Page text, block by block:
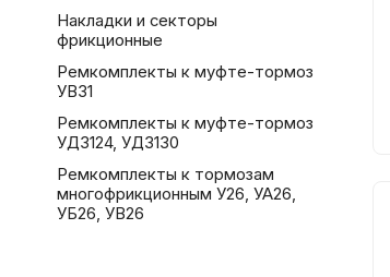
Накладки и секторы
фрикционные
Ремкомплекты к муфте-тормоз
УВ31
Ремкомплекты к муфте-тормоз
УД3124, УД3130
Ремкомплекты к тормозам
многофрикционным У26, УА26,
УБ26, УВ26